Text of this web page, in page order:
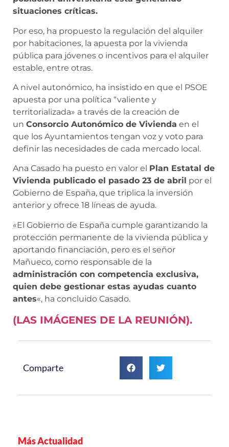
situaciones críticas.
Por eso, ha propuesto la regulación del alquiler
por habitaciones, la apuesta por la vivienda
pública para jóvenes o incentivos para el alquiler
estable, entre otras.
A nivel autonómico, ha insistido en que el PSOE
apuesta por una política “valiente y
territorializada» a través de la creación de
un Consorcio Autonómico de Vivienda en el
que los Ayuntamientos tengan voz y voto para
definir las necesidades de cada mercado local.
Ana Casado ha puesto en valor el Plan Estatal de
Vivienda publicado el pasado 23 de abril por el
Gobierno de España, que triplica la inversión
anterior y ofrece 18 líneas de ayuda.
«El Gobierno de España cumple garantizando la
protección permanente de la vivienda pública y
aportando financiación, pero es el señor
Mañueco, como responsable de la
administración con competencia exclusiva,
quien debe gestionar estas ayudas cuanto
antes«, ha concluido Casado.
(LAS IMÁGENES DE LA REUNIÓN).
Comparte
Más Actualidad